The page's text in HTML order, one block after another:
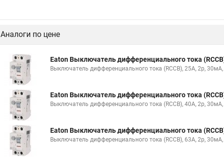
Аналоги по цене
Eaton Выключатель дифференциального тока
Выключатель дифференциального тока (RCCB), 25A, 2p,
Eaton Выключатель дифференциального тока
Выключатель дифференциального тока (RCCB), 40A, 2p,
Eaton Выключатель дифференциального тока
Выключатель дифференциального тока (RCCB), 63A, 2p,